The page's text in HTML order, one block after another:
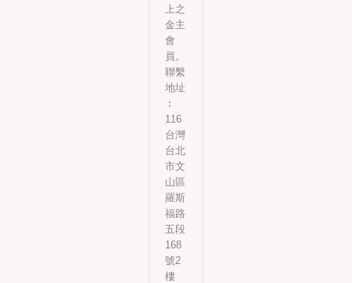
上之
金主
會
員。
聯繫
地址
︰
116
台灣
台北
市文
山區
羅斯
福路
五段
168
號2
樓